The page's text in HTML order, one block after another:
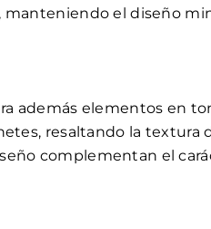
manteniendo el diseño
además elementos en
resaltando la
complementan el